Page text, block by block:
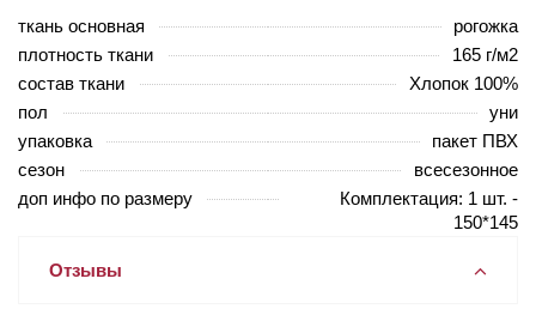
ткань основная
рогожка
плотность ткани
165 г/м2
состав ткани
Хлопок 100%
пол
уни
упаковка
пакет ПВХ
сезон
всесезонное
доп инфо по размеру
Комплектация: 1 шт. -
150*145
Отзывы